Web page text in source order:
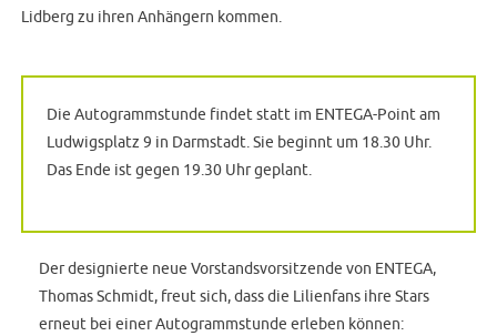
Lidberg zu ihren Anhängern kommen.
Die Autogrammstunde findet statt im ENTEGA-Point am
Ludwigsplatz 9 in Darmstadt. Sie beginnt um 18.30 Uhr.
Das Ende ist gegen 19.30 Uhr geplant.
Der designierte neue Vorstandsvorsitzende von ENTEGA,
Thomas Schmidt, freut sich, dass die Lilienfans ihre Stars
erneut bei einer Autogrammstunde erleben können: